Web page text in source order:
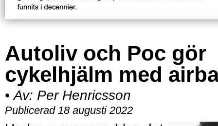
Autoliv och Poc gör
cykelhjälm med
• Av: Per Henricsson
Publicerad 18 augusti 2022